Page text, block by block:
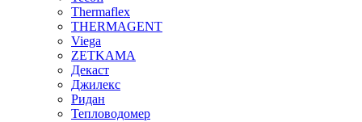
Thermaflex
THERMAGENT
Viega
ZETKAMA
Декаст
Джилекс
Ридан
Тепловодомер